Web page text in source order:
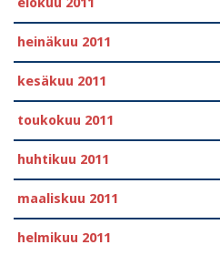
heinäkuu 2011
kesäkuu 2011
toukokuu 2011
huhtikuu 2011
maaliskuu 2011
helmikuu 2011